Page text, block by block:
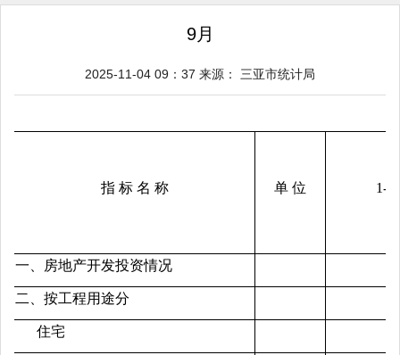
9月
2025-11-04 09：37 来源： 三亚市统计局
指 标 名 称 单 位 1-9
一、房地产开发投资情况
二、按工程用途分
住宅